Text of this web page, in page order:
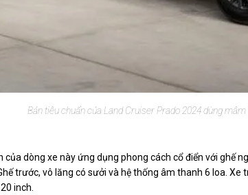
Bản tiêu chuẩn của Land Cruiser Prado 2024 dùng
của dòng xe này ứng dụng phong cách cổ điển với ghế
trước, vô lăng có sưởi và hệ thống âm thanh 6 loa.
inch.